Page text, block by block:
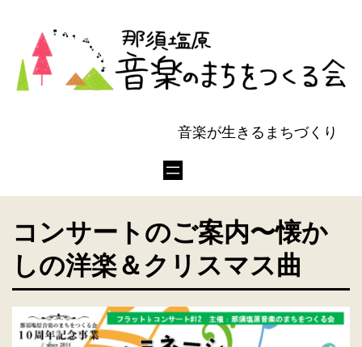
音楽が生きるまちづくり
コンサートのご案内〜懐か
しの洋楽＆クリスマス曲